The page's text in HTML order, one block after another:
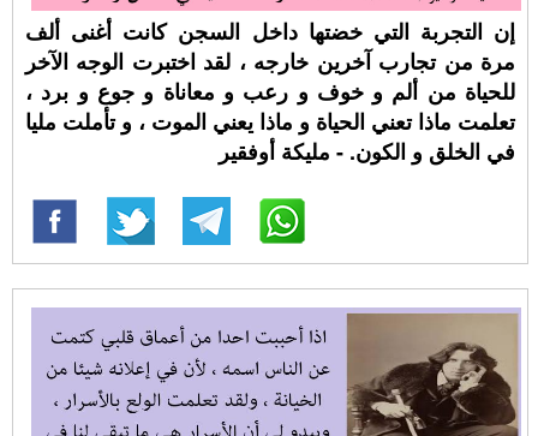
إن التجربة التي خضتها داخل السجن كانت أغنى ألف
مرة من تجارب آخرين خارجه ، لقد اختبرت الوجه الآخر
للحياة من ألم و خوف و رعب و معاناة و جوع و برد ،
تعلمت ماذا تعني الحياة و ماذا يعني الموت ، و تأملت مليا
في الخلق و الكون. - مليكة أوفقير